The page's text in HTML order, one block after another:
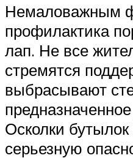
Немаловажным
профилактика
лап. Не все
стремятся
выбрасывают
Осколки
серьезную